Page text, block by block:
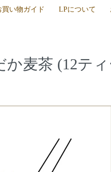
買い物ガイド LPについて
麦茶 (12ティ